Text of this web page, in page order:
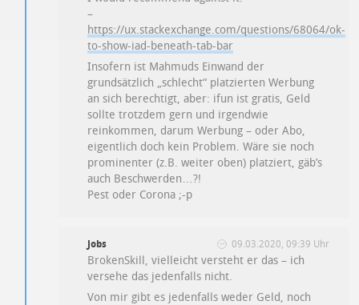
–
https://ux.stackexchange.com/questions/68064/ok-
to-show-iad-beneath-tab-bar
Insofern ist Mahmuds Einwand der
grundsätzlich „schlecht“ platzierten Werbung
an sich berechtigt, aber: ifun ist gratis, Geld
sollte trotzdem gern und irgendwie
reinkommen, darum Werbung – oder Abo,
eigentlich doch kein Problem. Wäre sie noch
prominenter (z.B. weiter oben) platziert, gäb’s
auch Beschwerden…?!
Pest oder Corona ;-p
Jobs 09.03.2020, 09:39 Uhr
BrokenSkill, vielleicht versteht er das – ich
versehe das jedenfalls nicht.
Von mir gibt es jedenfalls weder Geld, noch